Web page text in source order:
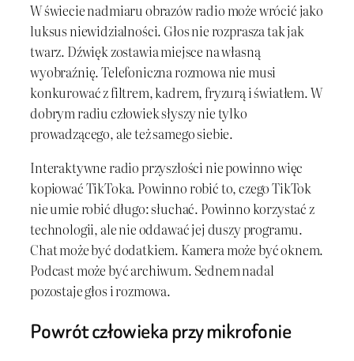
W świecie nadmiaru obrazów radio może wrócić jako
luksus niewidzialności. Głos nie rozprasza tak jak
twarz. Dźwięk zostawia miejsce na własną
wyobraźnię. Telefoniczna rozmowa nie musi
konkurować z filtrem, kadrem, fryzurą i światłem. W
dobrym radiu człowiek słyszy nie tylko
prowadzącego, ale też samego siebie.
Interaktywne radio przyszłości nie powinno więc
kopiować TikToka. Powinno robić to, czego TikTok
nie umie robić długo: słuchać. Powinno korzystać z
technologii, ale nie oddawać jej duszy programu.
Chat może być dodatkiem. Kamera może być oknem.
Podcast może być archiwum. Sednem nadal
pozostaje głos i rozmowa.
Powrót człowieka przy mikrofonie